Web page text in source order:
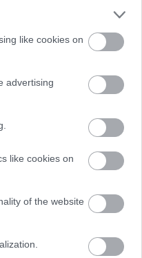
like cookies on
advertising
like cookies on
of the website